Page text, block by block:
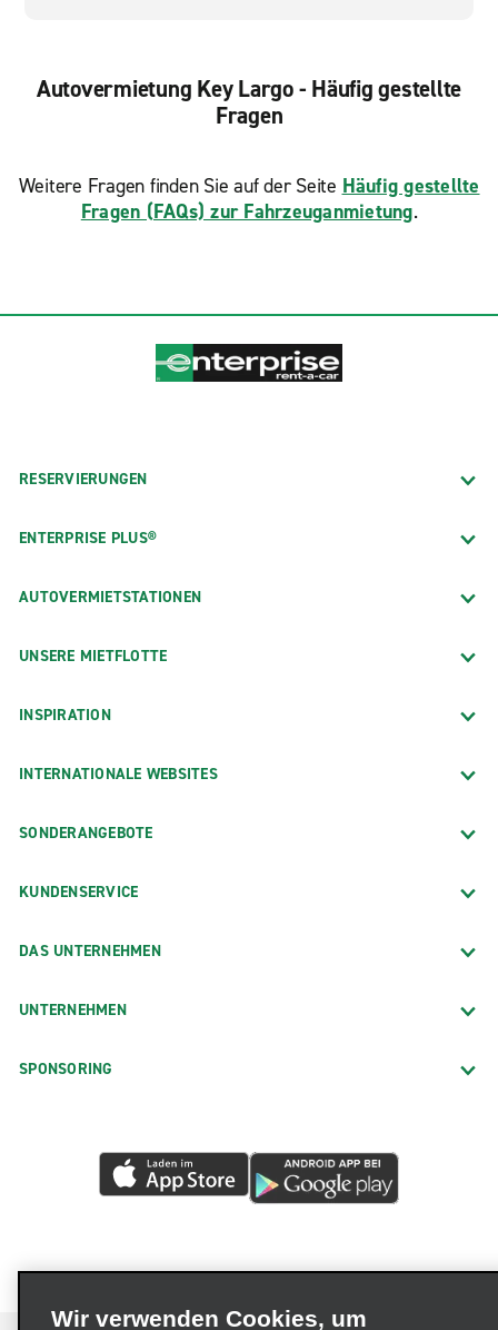
Autovermietung Key Largo - Häufig gestellte
Fragen
Weitere Fragen finden Sie auf der Seite Häufig gestellte
Fragen (FAQs) zur Fahrzeuganmietung.
RESERVIERUNGEN
ENTERPRISE PLUS®
AUTOVERMIETSTATIONEN
UNSERE MIETFLOTTE
INSPIRATION
INTERNATIONALE WEBSITES
SONDERANGEBOTE
KUNDENSERVICE
DAS UNTERNEHMEN
UNTERNEHMEN
SPONSORING
Wir verwenden Cookies, um